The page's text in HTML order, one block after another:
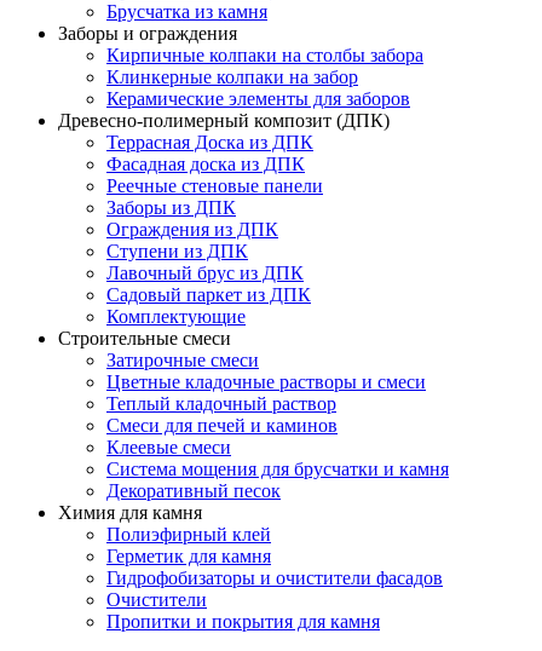
Брусчатка из камня
Заборы и ограждения
Кирпичные колпаки на столбы забора
Клинкерные колпаки на забор
Керамические элементы для заборов
Древесно-полимерный композит (ДПК)
Террасная Доска из ДПК
Фасадная доска из ДПК
Реечные стеновые панели
Заборы из ДПК
Ограждения из ДПК
Ступени из ДПК
Лавочный брус из ДПК
Садовый паркет из ДПК
Комплектующие
Строительные смеси
Затирочные смеси
Цветные кладочные растворы и смеси
Теплый кладочный раствор
Смеси для печей и каминов
Клеевые смеси
Система мощения для брусчатки и камня
Декоративный песок
Химия для камня
Полиэфирный клей
Герметик для камня
Гидрофобизаторы и очистители фасадов
Очистители
Пропитки и покрытия для камня